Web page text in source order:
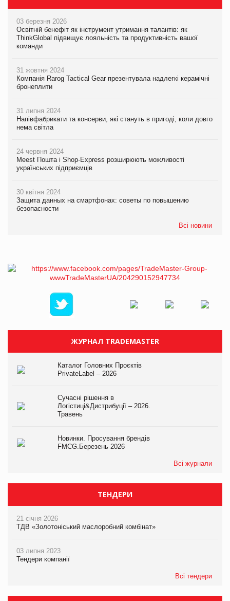
03 березня 2026
Освітній бенефіт як інструмент утримання талантів: як
ThinkGlobal підвищує лояльність та продуктивність вашої
команди
31 жовтня 2024
Компанія Rarog Tactical Gear презентувала надлегкі керамічні
бронеплити
31 липня 2024
Напівфабрикати та консерви, які стануть в пригоді, коли довго
нема світла
24 червня 2024
Meest Пошта і Shop-Express розширюють можливості
українських підприємців
30 квітня 2024
Защита данных на смартфонах: советы по повышению
безопасности
Всі новини
ЖУРНАЛ TRADEMASTER
Каталог Головних Проєктів
PrivateLabel – 2026
Сучасні рішення в
Логістиці&Дистрибуції – 2026.
Травень
Новинки. Просування брендів
FMCG.Березень 2026
Всі журнали
ТЕНДЕРИ
21 січня 2026
ТДВ «Золотоніський маслоробний комбінат»
03 липня 2023
Тендери компанії
Всі тендери